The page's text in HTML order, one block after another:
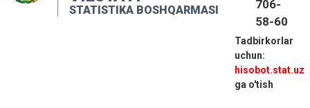
STATISTIKA BOSHQARMASI
706-
58-60
Tadbirkorlar
uchun:
hisobot.stat.uz
ga o'tish
KONTAKTLAR